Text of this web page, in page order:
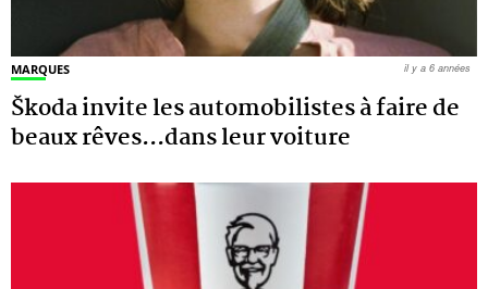
MARQUES
Škoda invite les automobilistes à faire de
beaux rêves...dans leur voiture
il y a 6 années